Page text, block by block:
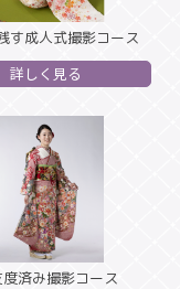
す成人式撮影コース
詳しく見る
度済み撮影コース